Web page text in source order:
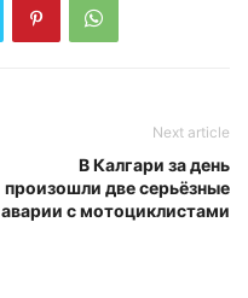
Next article
В Калгари за день
произошли две серьёзные
аварии с мотоциклистами